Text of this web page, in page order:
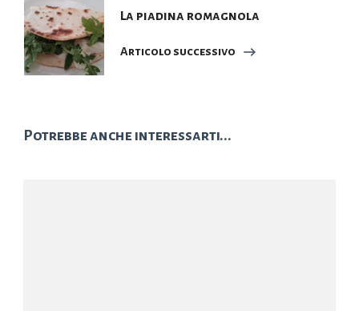
La piadina romagnola
Articolo successivo
Potrebbe anche interessarti...